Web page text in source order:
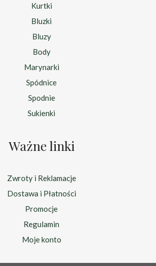
Kurtki
Bluzki
Bluzy
Body
Marynarki
Spódnice
Spodnie
Sukienki
Ważne linki
Zwroty i Reklamacje
Dostawa i Płatności
Promocje
Regulamin
Moje konto